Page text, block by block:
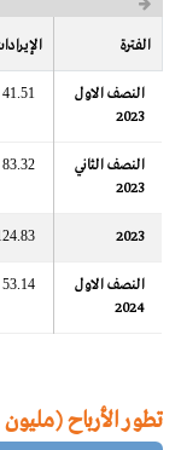
الفترة
النصف الاول
2023
41.51
النصف الثاني
2023
83.32
2023
النصف الاول
2024
53.14
تطور الأرباح